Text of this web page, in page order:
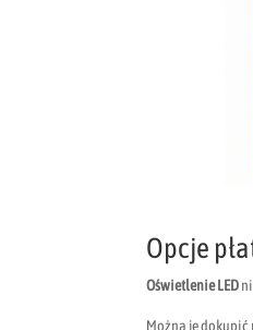
Opcje
Oświetlenie LED
Można je dokupić